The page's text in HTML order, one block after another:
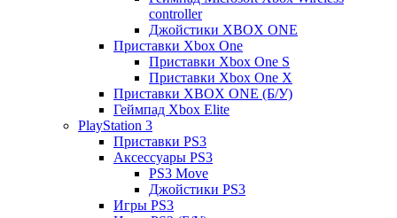
controller
Джойстики XBOX ONE
Приставки Xbox One
Приставки Xbox One S
Приставки Xbox One X
Приставки XBOX ONE (Б/У)
Геймпад Xbox Elite
PlayStation 3
Приставки PS3
Аксессуары PS3
PS3 Move
Джойстики PS3
Игры PS3